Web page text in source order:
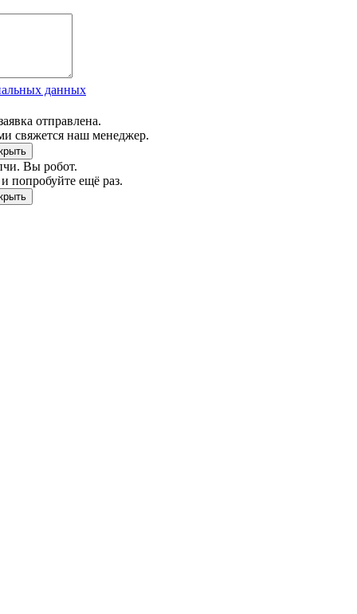
данных
отправлена.
свяжется наш менеджер.
Вы робот.
попробуйте ещё раз.